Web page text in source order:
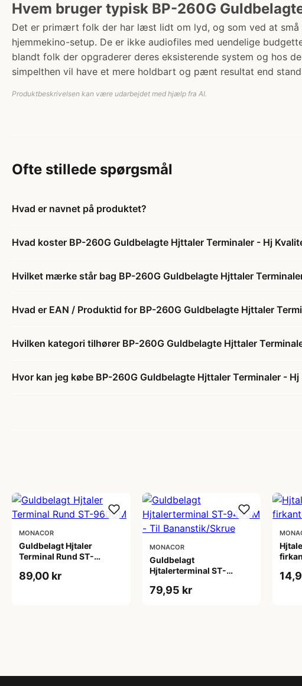
Hvem bruger typisk BP-260G
Det er primært folk der har læst lidt om lyd, og som ved at
hjemmekino-setup. De er ikke audiofiles med uendelige
blandt folk der opgraderer deres eksisterende system og hos
simpelthen vil have et mere holdbart og pænt resultat end
Produktbeskrivelsen kan være udarbejdet med hjælp fra AI.
Ofte stillede spørgsmål
Hvad er navnet på produktet?
Hvad koster BP-260G Guldbelagte Hjttaler Terminaler - Hj
Hvilket mærke står bag BP-260G Guldbelagte Hjttaler
Hvad er EAN / Produktid for BP-260G Guldbelagte Hjttaler
Hvilken kategori tilhører BP-260G Guldbelagte Hjttaler
Hvor kan jeg købe BP-260G Guldbelagte Hjttaler Terminaler - Hj
MONACOR
Guldbelagt Hjtaler
Terminal Rund ST-
89,00 kr
MONACOR
Guldbelagt
Hjtalerterminal ST-
Bananstik/Skrue
79,95 kr